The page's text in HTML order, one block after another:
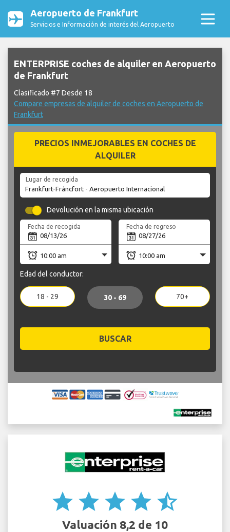
Aeropuerto de Frankfurt
Servicios e Información de interés del Aeropuerto
ENTERPRISE coches de alquiler en Aeropuerto
de Frankfurt
Clasificado #7 Desde 18
Compare empresas de alquiler de coches en Aeropuerto de
Frankfurt
PRECIOS INMEJORABLES EN COCHES DE
ALQUILER
Lugar de recogida
Devolución en la misma ubicación
Fecha de recogida Fecha de regreso
Edad del conductor:
18 - 29 30 - 69 70+
BUSCAR
star star star star star_half
Valuación 8,2 de 10